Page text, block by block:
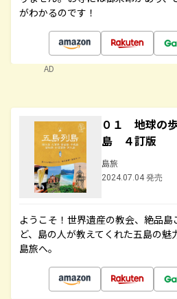
がわかるのです！
AD
０１ 地球の
島 ４訂版
島旅
2024.07.04 発売
ようこそ！世界遺産の教会、絶品
ど、島の人が教えてくれた五島の魅
島旅へ。